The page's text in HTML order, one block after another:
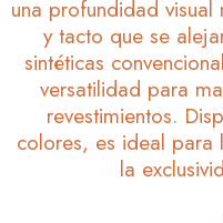
una profundidad visual
y tacto que se
sintéticas
versatilidad para
revestimientos.
colores, es ideal para
la